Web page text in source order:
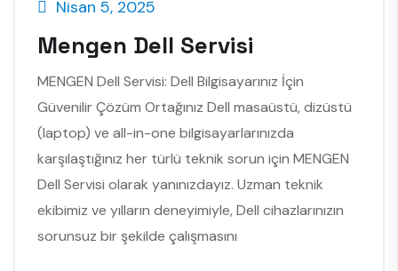
Nisan 5, 2025
Mengen Dell Servisi
MENGEN Dell Servisi: Dell Bilgisayarınız İçin
Güvenilir Çözüm Ortağınız Dell masaüstü, dizüstü
(laptop) ve all-in-one bilgisayarlarınızda
karşılaştığınız her türlü teknik sorun için MENGEN
Dell Servisi olarak yanınızdayız. Uzman teknik
ekibimiz ve yılların deneyimiyle, Dell cihazlarınızın
sorunsuz bir şekilde çalışmasını